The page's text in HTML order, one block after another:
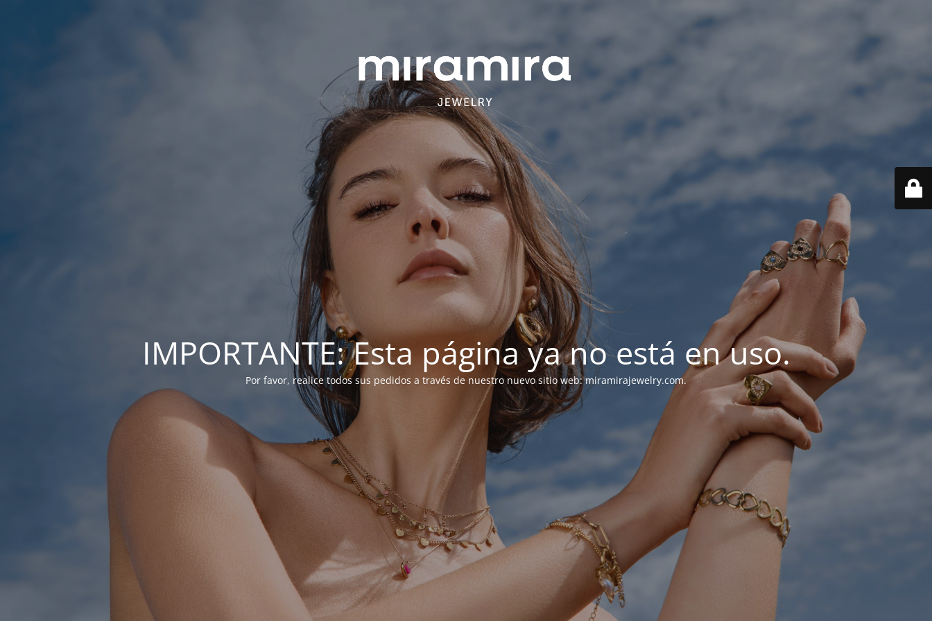
IMPORTANTE: Esta página ya no está en uso.
Por favor, realice todos sus pedidos a través de nuestro nuevo sitio web: miramirajewelry.com.